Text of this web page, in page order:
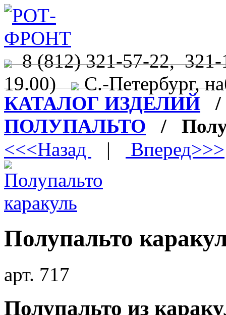
8 (812) 321-57-22,
19.00) С.-Петербург,
КАТАЛОГ ИЗДЕЛИЙ
ПОЛУПАЛЬТО /
<<<Назад
| Вперед>>>
Полупальто
арт. 717
Полупальто из